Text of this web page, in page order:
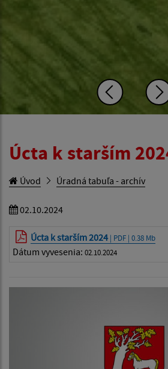
Úcta k starším
Úvod Úradná tabuľa - archív
02.10.2024
Úcta k starším 2024 | PDF | 0.38 Mb
Dátum vyvesenia: 02.10.2024